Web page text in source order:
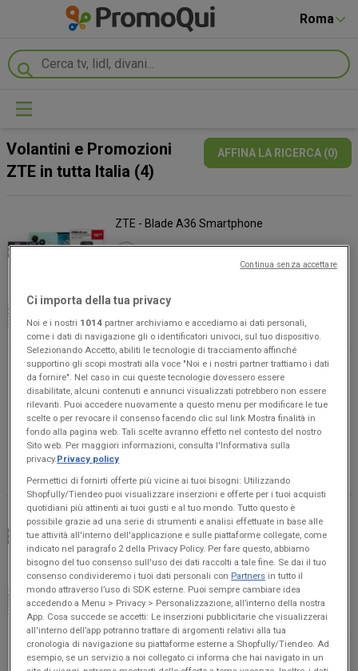
Roma
Volantini e Promozioni
ZTE in tutta Italia (4)
AFFINA LA RICERCA (0)
ZTE - Blade A36 Smartphone
€ 109.90
VEDERE
ZTE - V80 Max Smartphone
Comet
€ 119.00
-20%
ZTE - Blade A36 Smartphone
Comet
€ 87.92
€ 109.90
VEDERE
ZTE - V80 Max Smartphone
Ci importa della tua privacy
Noi e i nostri 1014 partner archiviamo e accediamo ai dati personali,
come i dati di navigazione gli o identificatori univoci, sul tuo dispositivo.
Selezionando Accetto, abiliti le tecnologie di tracciamento affinché
supportino gli scopi mostrati alla voce "Noi e i nostri partner trattiamo i dati
da fornire". Nel caso in cui queste tecnologie dovessero essere
disabilitate, alcuni contenuti e annunci visualizzati potrebbero non essere
rilevanti. Puoi accedere nuovamente a questo menu per modificare le tue
scelte o per revocare il consenso facendo clic sul link Mostra finalità in
fondo alla pagina web. Tali scelte avranno effetto nel contesto del nostro
Sito web. Per maggiori informazioni, consulta l'Informativa sulla
privacy.Privacy policy
Permettici di fornirti offerte più vicine ai tuoi bisogni: Utilizzando
Shopfully/Tiendeo puoi visualizzare inserzioni e offerte per i tuoi acquisti
quotidiani più attinenti ai tuoi gusti e al tuo mondo. Tutto questo è
possibile grazie ad una serie di strumenti e analisi effettuate in base alle
tue attività all'interno dell'applicazione e sulle piattaforme collegate, come
indicato nel paragrafo 2 della Privacy Policy. Per fare questo, abbiamo
bisogno del tuo consenso sull'uso dei dati raccolti a tale fine. Se dai il tuo
consenso condivideremo i tuoi dati personali con Partners in tutto il
mondo attraverso l’uso di SDK esterne. Puoi sempre cambiare idea
accedendo a Menu > Privacy > Personalizzazione, all’interno della nostra
App. Cosa succede se accetti: Le inserzioni pubblicitarie che visualizzerai
all'interno dell’app potranno trattare di argomenti relativi alla tua
cronologia di navigazione su piattaforme esterne a Shopfully/Tiendeo. Ad
esempio, se un servizio a noi collegato ci informa che hai navigato in un
Continua senza accettare